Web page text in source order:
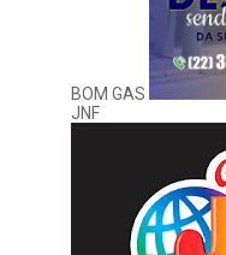
BOM GAS
JNF